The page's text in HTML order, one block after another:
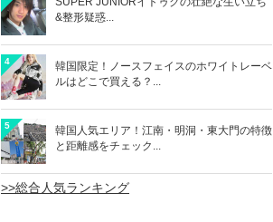
&整形疑惑...
4
韓国限定！ノースフェイスのホワイトレーベ
ルはどこで買える？...
5
韓国人気エリア！江南・明洞・東大門の特徴
と距離感をチェック...
>>総合人気ランキング